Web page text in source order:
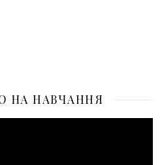
НА НАВЧАННЯ